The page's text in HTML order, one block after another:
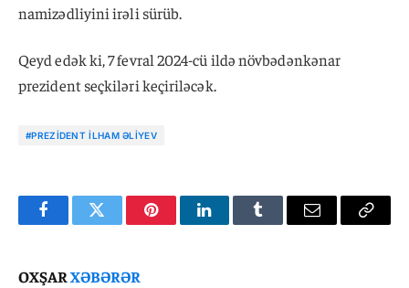
namizədliyini irəli sürüb.
Qeyd edək ki, 7 fevral 2024-cü ildə növbədənkənar
prezident seçkiləri keçiriləcək.
#PREZIDENT İLHAM ƏLIYEV
FacebookTwitter PinterestLinkedInTumblr Email
Copy
OXŞARXƏBƏRƏR